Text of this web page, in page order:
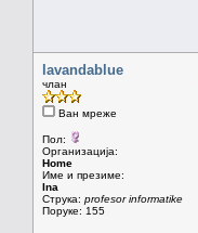
lavandablue
члан
Ван мреже
Пол:
Организација:
Home
Име и презиме:
Ina
Струка: profesor informatike
Поруке: 155